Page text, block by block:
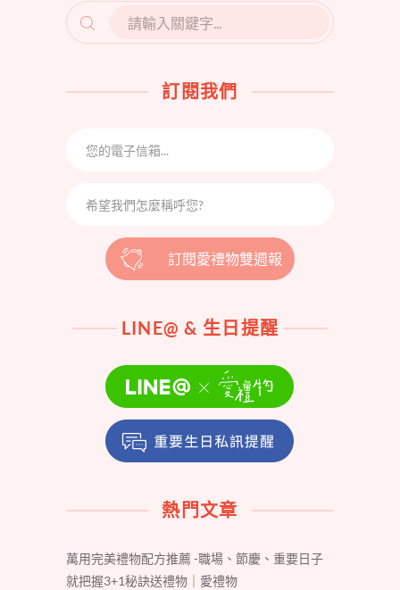
SEARCH
FOR:
訂閱我們
訂閱愛禮物雙週報
LINE@ & 生日提醒
熱門文章
萬用完美禮物配方推薦 -職場、節慶、重要日子
就把握3+1秘訣送禮物｜愛禮物